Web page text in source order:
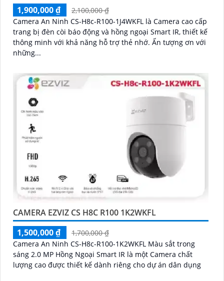
1,900,000 ₫
2,100,000 ₫
Camera An Ninh CS-H8c-R100-1J4WKFL là Camera cao cấp
trang bị đèn còi báo động và hồng ngoại Smart IR, thiết kế
thông minh với khả năng hỗ trợ thẻ nhớ. Ấn tượng ơn với
những...
CAMERA EZVIZ CS H8C R100 1K2WKFL
1,500,000 ₫
1,700,000 ₫
Camera An Ninh CS-H8c-R100-1K2WKFL Màu sắt trong
sáng 2.0 MP Hồng Ngoại Smart IR là một Camera chất
lượng cao được thiết kế dành riêng cho dự án dân dụng